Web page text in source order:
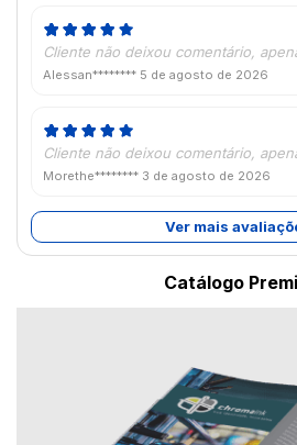
Cliente não deixou comentário,
Alessan******** 5 de agosto de 2026
Cliente não deixou comentário,
Morethe******** 3 de agosto de 2026
Ver mais
Catálogo